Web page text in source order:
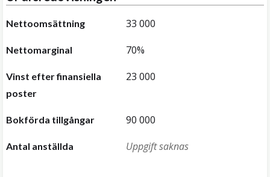
Nettoomsättning 33 000
Nettomarginal 70%
Vinst efter finansiella
poster
23 000
Bokförda tillgångar 90 000
Antal anställda Uppgift saknas